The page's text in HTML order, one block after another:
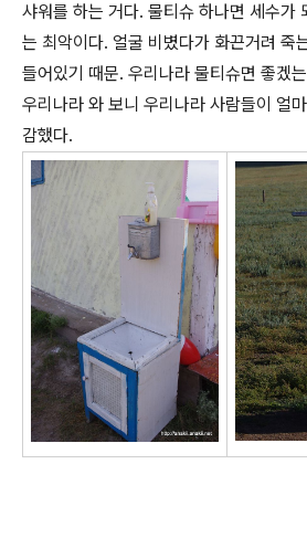
샤워를 하는 거다. 물티슈 하나면 세수가
는 최악이다. 얼굴 비볐다가 화끈거려 죽
들어있기 때문. 우리나라 물티슈면 좋겠
우리나라 와 보니 우리나라 사람들이 얼
감했다.